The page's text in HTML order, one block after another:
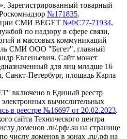
Зарегистрированный товарный
№171835.
СМИ BEGET №ФС77-71934,
по надзору в сфере связи,
и массовых коммуникаций
СМИ ООО "Бегет", главный
Евгеньевич. Сайт может
для лиц младше 16
Санкт-Петербург, площадь Карла
включено в Единый реестр
вычислительных
в реестре №16697 от 20.02.2023.
сайта Технического центра
доменов .ru/.рф/.su на странице
числу доменов в зонах .ru/.рф на